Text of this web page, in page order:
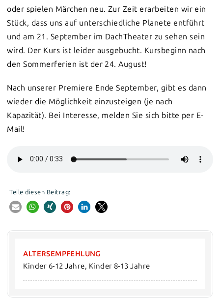
oder spielen Märchen neu. Zur Zeit erarbeiten wir ein
Stück, dass uns auf unterschiedliche Planete entführt
und am 21. September im DachTheater zu sehen sein
wird. Der Kurs ist leider ausgebucht. Kursbeginn nach
den Sommerferien ist der 24. August!
Nach unserer Premiere Ende September, gibt es dann
wieder die Möglichkeit einzusteigen (je nach
Kapazität). Bei Interesse, melden Sie sich bitte per E-
Mail!
Teile diesen Beitrag:
ALTERSEMPFEHLUNG
Kinder 6-12 Jahre, Kinder 8-13 Jahre